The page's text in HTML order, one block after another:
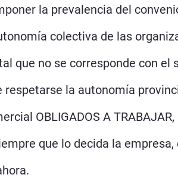
la prevalencia del
colectiva de las
que no se corresponde con el
la autonomía
OBLIGADOS A
que lo decida la